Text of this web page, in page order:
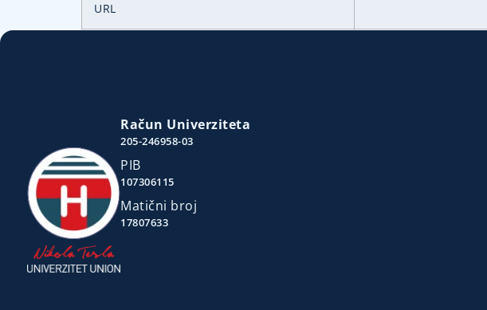
URL
Račun Univerziteta
205-246958-03
PIB
107306115
Matični broj
17807633